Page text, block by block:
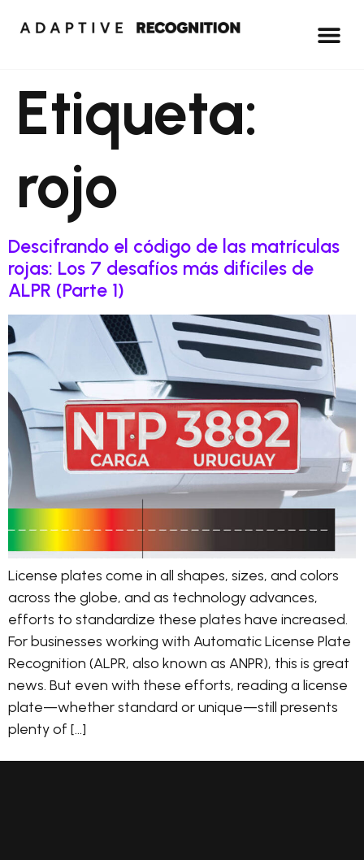
Etiqueta:
rojo
Descifrando el código de las matrículas
rojas: Los 7 desafíos más difíciles de
ALPR (Parte 1)
License plates come in all shapes, sizes, and colors
across the globe, and as technology advances,
efforts to standardize these plates have increased.
For businesses working with Automatic License Plate
Recognition (ALPR, also known as ANPR), this is great
news. But even with these efforts, reading a license
plate—whether standard or unique—still presents
plenty of […]